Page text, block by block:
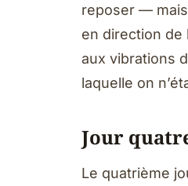
reposer — mais
en direction de
aux vibrations
laquelle on
Jour
Le quatrième